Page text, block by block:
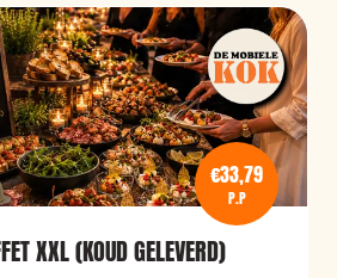
€33,79
P.P
XXL (KOUD GELEVERD)